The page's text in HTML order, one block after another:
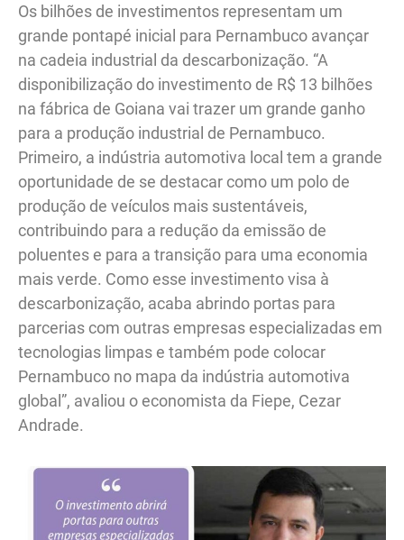
Os bilhões de investimentos representam um
grande pontapé inicial para Pernambuco avançar
na cadeia industrial da descarbonização. “A
disponibilização do investimento de R$ 13 bilhões
na fábrica de Goiana vai trazer um grande ganho
para a produção industrial de Pernambuco.
Primeiro, a indústria automotiva local tem a grande
oportunidade de se destacar como um polo de
produção de veículos mais sustentáveis,
contribuindo para a redução da emissão de
poluentes e para a transição para uma economia
mais verde. Como esse investimento visa à
descarbonização, acaba abrindo portas para
parcerias com outras empresas especializadas em
tecnologias limpas e também pode colocar
Pernambuco no mapa da indústria automotiva
global”, avaliou o economista da Fiepe, Cezar
Andrade.